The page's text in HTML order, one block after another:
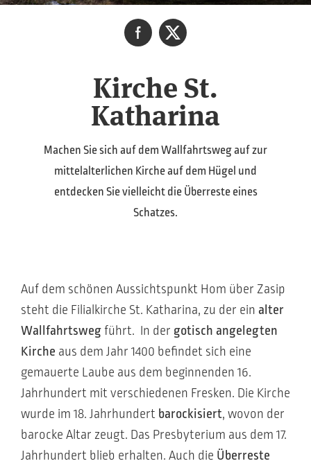
Kirche St.
Katharina
Machen Sie sich auf dem Wallfahrtsweg auf zur
mittelalterlichen Kirche auf dem Hügel und
entdecken Sie vielleicht die Überreste eines
Schatzes.
Auf dem schönen Aussichtspunkt Hom über Zasip
steht die Filialkirche St. Katharina, zu der ein alter
Wallfahrtsweg führt. In der gotisch angelegten
Kirche aus dem Jahr 1400 befindet sich eine
gemauerte Laube aus dem beginnenden 16.
Jahrhundert mit verschiedenen Fresken. Die Kirche
wurde im 18. Jahrhundert barockisiert, wovon der
barocke Altar zeugt. Das Presbyterium aus dem 17.
Jahrhundert blieb erhalten. Auch die Überreste